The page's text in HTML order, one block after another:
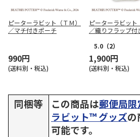
ピーターラビット（ＴＭ）
／マチ付きポーチ
990円
(送料別・税込)
ピーターラビット
／織りフラップ付
5.0 （2）
1,900円
(送料別・税込)
同梱等 この商品は郵便局
ラビット™ グッズの
可能です。